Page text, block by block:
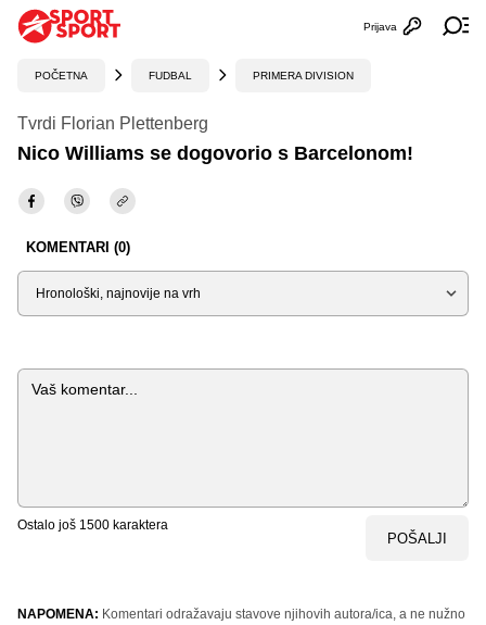
Otvori
Prijava
POČETNA FUDBAL PRIMERA DIVISION
Tvrdi Florian Plettenberg
Nico Williams se dogovorio s Barcelonom!
KOMENTARI (0)
Sortiraj
Komentar
Ostalo još 1500 karaktera
POŠALJI
NAPOMENA: Komentari odražavaju stavove njihovih autora/ica, a ne nužno